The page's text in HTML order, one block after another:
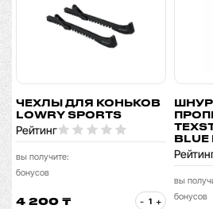
ЧЕХЛЫ ДЛЯ КОНЬКОВ
LOWRY SPORTS
Рейтинг
вы получите:
бонусов
4 200 ₸ - +
BLUE
вы
бонусов